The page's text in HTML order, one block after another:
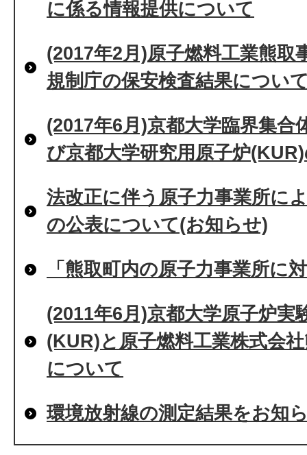
に係る情報提供について
(2017年2月)原子燃料工業熊取
規制庁の保安検査結果につい
(2017年6月)京都大学臨界集合
び京都大学研究用原子炉
法改正に伴う原子力事業所に
の公表について(お知らせ)
「熊取町内の原子力事業所に
(2011年6月)京都大学原子炉実
(KUR)と原子燃料工業株式会
について
環境放射線の測定結果をお知